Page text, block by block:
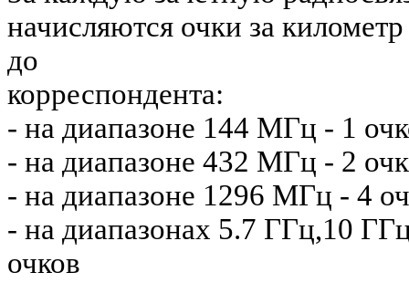
начисляются очки за
до
корреспондента:
- на диапазоне 144 МГц - 1
- на диапазоне 432 МГц - 2
- на диапазоне 1296 МГц - 4
- на диапазонах 5.7 ГГц,10
очков